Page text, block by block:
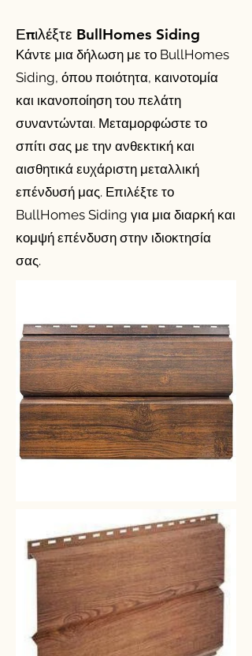
Επιλέξτε BullHomes Siding
Κάντε μια δήλωση με το BullHomes
Siding, όπου ποιότητα, καινοτομία
και ικανοποίηση του πελάτη
συναντώνται. Μεταμορφώστε το
σπίτι σας με την ανθεκτική και
αισθητικά ευχάριστη μεταλλική
επένδυσή μας. Επιλέξτε το
BullHomes Siding για μια διαρκή και
κομψή επένδυση στην ιδιοκτησία
σας.